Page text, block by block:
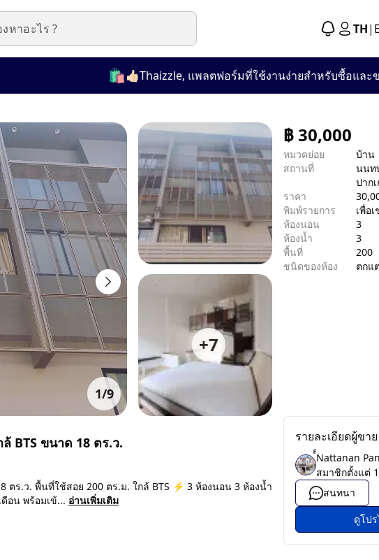
TH|
👍🏻Thaizzle, แพลตฟอร์มที่ใช้งานง่ายสำหรับซื้อและขายสิ
1/9
+7
฿30,000
หมวดย่อย
บ้าน
สถานที่
นนท
ปาก
ราคา
พิมพ์รายการ
เพื่อเ
ห้องนอน
3
ห้องน้ำ
3
พื้นที่
200
ชนิดของห้อง
ตกแ
BTS ขนาด 18 ตร.ว.
ร.ว. พื้นที่ใช้สอย 200 ตร.ม. ใกล้ BTS ⚡ 3 ห้องนอน 3 ห้องน้ำ
อน พร้อมเข้... อ่านเพิ่มเติม
รายละเอียดผู้ขาย
Nattanan
สมาชิกตั้งแต่
สนทนา
ดูโป